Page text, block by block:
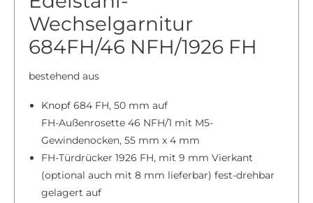
Wechselgarnitur
684FH/46 NFH/1926 FH
bestehend aus
Knopf 684 FH, 50 mm auf
FH-Außenrosette 46 NFH/1 mit M5-
Gewindenocken, 55 mm x 4 mm
FH-Türdrücker 1926 FH, mit 9 mm Vierkant
(optional auch mit 8 mm lieferbar) fest-drehbar
gelagert auf